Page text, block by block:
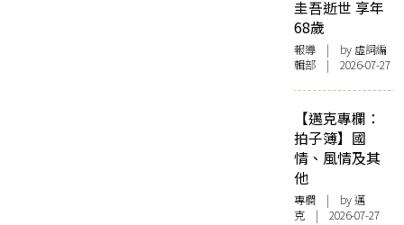
圭吾逝世 享年
68歲
報導 | by 虛詞編
輯部 | 2026-07-27
【邁克專欄：
拍子簿】國
情、風情及其
他
專欄 | by邁
克 | 2026-07-27